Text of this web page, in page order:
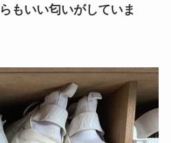
もいい匂いがしていま